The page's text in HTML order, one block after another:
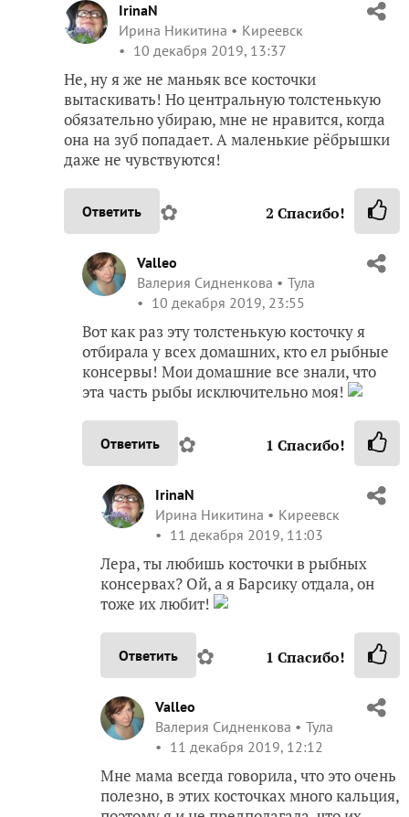
IrinaN
Ирина Никитина
Киреевск
10 декабря 2019, 13:37
Не, ну я же не маньяк все косточки
вытаскивать! Но центральную толстенькую
обязательно убираю, мне не нравится, когда
она на зуб попадает. А маленькие рёбрышки
даже не чувствуются!
Ответить ✿ 2 Спасибо!
Valleo
Валерия Сидненкова
Тула
10 декабря 2019, 23:55
Вот как раз эту толстенькую косточку я
отбирала у всех домашних, кто ел рыбные
консервы! Мои домашние все знали, что
эта часть рыбы исключительно моя!
Ответить ✿ 1 Спасибо!
IrinaN
Ирина Никитина
Киреевск
11 декабря 2019, 11:03
Лера, ты любишь косточки в рыбных
консервах? Ой, а я Барсику отдала, он
тоже их любит!
Ответить ✿ 1 Спасибо!
Valleo
Валерия Сидненкова
Тула
11 декабря 2019, 12:12
Мне мама всегда говорила, что это очень
полезно, в этих косточках много кальция,